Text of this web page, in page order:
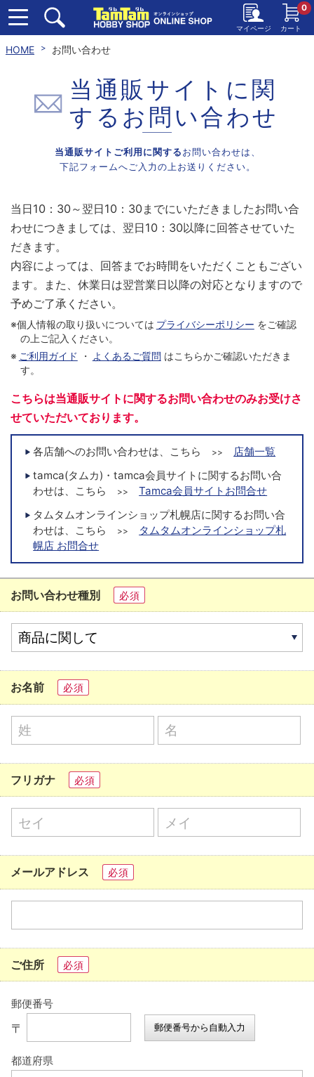
マイページ カート
0
HOME お問い合わせ
当通販サイトに関
する お問い合わせ
当通販サイトご利用に関する お問い合わせは、
下記フォームへご入力の上お送りください。
当日10：30～翌日10：30までにいただきましたお問い合
わせにつきましては、翌日10：30以降に回答させていた
だきます。
内容によっては、回答までお時間をいただくこともござい
ます。また、休業日は翌営業日以降の対応となりますので
予めご了承ください。
※個人情報の取り扱いについては プライバシーポリシー をご確認
の上ご記入ください。
※ ご利用ガイド ・ よくあるご質問 はこちらかご確認いただきま
す。
こちらは当通販サイトに関するお問い合わせのみお受けさ
せていただいております。
各店舗へのお問い合わせは、こちら >>
店舗一覧
tamca(タムカ)・tamca会員サイトに関するお問い合
わせは、こちら
>>
Tamca会員サイトお問合せ
タムタムオンラインショップ札幌店に関するお問い合
わせは、こちら
>>
タムタムオンラインショップ札
幌店 お問合せ
お問い合わせ種別 必須
お名前 必須
フリガナ 必須
メールアドレス 必須
ご住所 必須
郵便番号
〒 郵便番号から自動入力
都道府県